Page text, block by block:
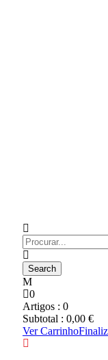
0
Artigos : 0
Subtotal : 0,00 €
Ver Carrinho